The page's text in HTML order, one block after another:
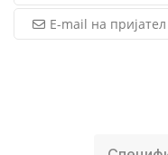
E-mail на пријател